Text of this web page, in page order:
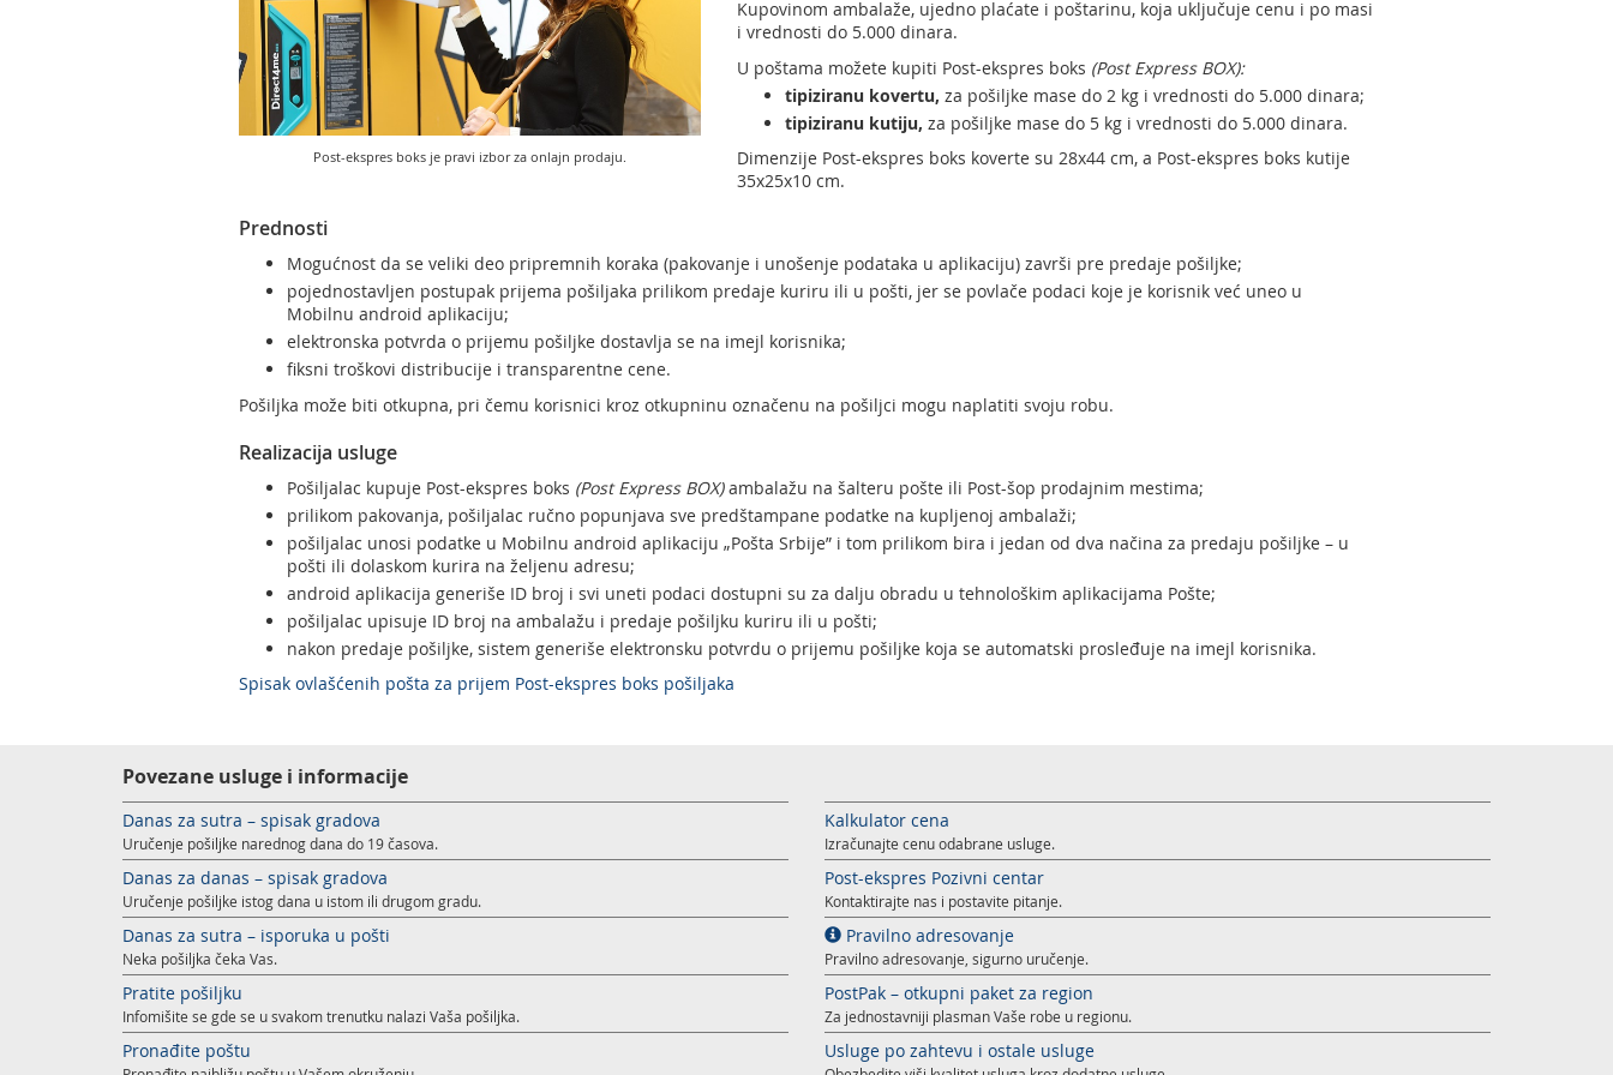
Post-ekspres boks je pravi izbor za onlajn prodaju.
Kupovinom ambalaže, ujedno plaćate i poštarinu, koja uključuje cenu i po masi
i vrednosti do 5.000 dinara.
U poštama možete kupiti Post-ekspres boks (Post Express BOX):
tipiziranu kovertu,za pošiljke mase do 2 kg i vrednosti do 5.000 dinara;
tipiziranu kutiju,za pošiljke mase do 5 kg i vrednosti do 5.000 dinara.
Dimenzije Post-ekspres boks koverte su 28x44 cm, a Post-ekspres boks kutije
35x25x10 cm.
Prednosti
Mogućnost da se veliki deo pripremnih koraka (pakovanje i unošenje podataka u aplikaciju) završi pre predaje pošiljke;
pojednostavljen postupak prijema pošiljaka prilikom predaje kuriru ili u pošti, jer se povlače podaci koje je korisnik već uneo u
Mobilnu android aplikaciju;
elektronska potvrda o prijemu pošiljke dostavlja se na imejl korisnika;
fiksni troškovi distribucije i transparentne cene.
Pošiljka može biti otkupna, pri čemu korisnici kroz otkupninu označenu na pošiljci mogu naplatiti svoju robu.
Realizacija usluge
Pošiljalac kupuje Post-ekspres boks (Post Express BOX)ambalažu na šalteru pošte ili Post-šop prodajnim mestima;
prilikom pakovanja, pošiljalac ručno popunjava sve predštampane podatke na kupljenoj ambalaži;
pošiljalac unosi podatke u Mobilnu android aplikaciju „Pošta Srbije” i tom prilikom bira i jedan od dva načina za predaju pošiljke – u
pošti ili dolaskom kurira na željenu adresu;
android aplikacija generiše ID broj i svi uneti podaci dostupni su za dalju obradu u tehnološkim aplikacijama Pošte;
pošiljalac upisuje ID broj na ambalažu i predaje pošiljku kuriru ili u pošti;
nakon predaje pošiljke, sistem generiše elektronsku potvrdu o prijemu pošiljke koja se automatski prosleđuje na imejl korisnika.
Spisak ovlašćenih pošta za prijem Post-ekspres boks pošiljaka
Povezane usluge i informacije
Danas za sutra – spisak gradova
Uručenje pošiljke narednog dana do 19 časova.
Danas za danas – spisak gradova
Uručenje pošiljke istog dana u istom ili drugom gradu.
Danas za sutra – isporuka u pošti
Neka pošiljka čeka Vas.
Pratite pošiljku
Infomišite se gde se u svakom trenutku nalazi Vaša pošiljka.
Pronađite poštu
Kalkulator cena
Izračunajte cenu odabrane usluge.
Post-ekspres Pozivni centar
Kontaktirajte nas i postavite pitanje.
Pravilno adresovanje
Pravilno adresovanje, sigurno uručenje.
PostPak – otkupni paket za region
Za jednostavniji plasman Vaše robe u regionu.
Usluge po zahtevu i ostale usluge